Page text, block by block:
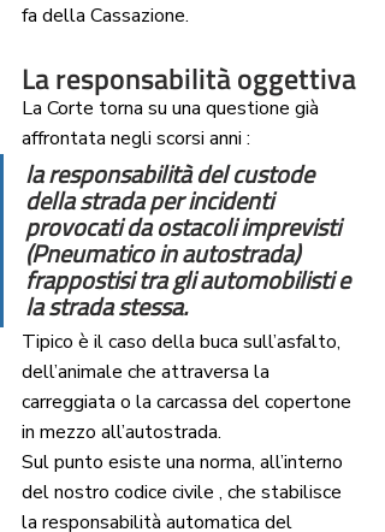
fa della Cassazione.
La responsabilità oggettiva
La Corte torna su una questione già
affrontata negli scorsi anni :
la responsabilità del custode
della strada per incidenti
provocati da ostacoli imprevisti
(Pneumatico in autostrada)
frappostisi tra gli automobilisti e
la strada stessa.
Tipico è il caso della buca sull’asfalto,
dell’animale che attraversa la
carreggiata o la carcassa del copertone
in mezzo all’autostrada.
Sul punto esiste una norma, all’interno
del nostro codice civile , che stabilisce
la responsabilità automatica del